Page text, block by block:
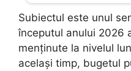
Subiectul este unul
începutul anului 2026
menținute la nivelul
același timp, bugetul